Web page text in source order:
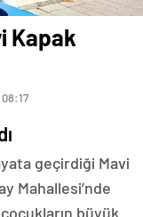
Kapak
geçirdiği Mavi
Mahallesi’nde
büyük